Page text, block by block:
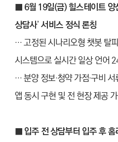
■ 6월 19일(금) 힐스테이트 양
상담사’ 서비스 정식 론칭
… 고정된 시나리오형 챗봇 탈
시스템으로 실시간 일상 언어
… 분양 정보·청약 가점·구비
앱 동시 구현 및 전 현장 제공
■ 입주 전 상담부터 입주 후 홈